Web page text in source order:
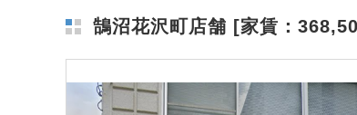
鵠沼花沢町店舗 [家賃：